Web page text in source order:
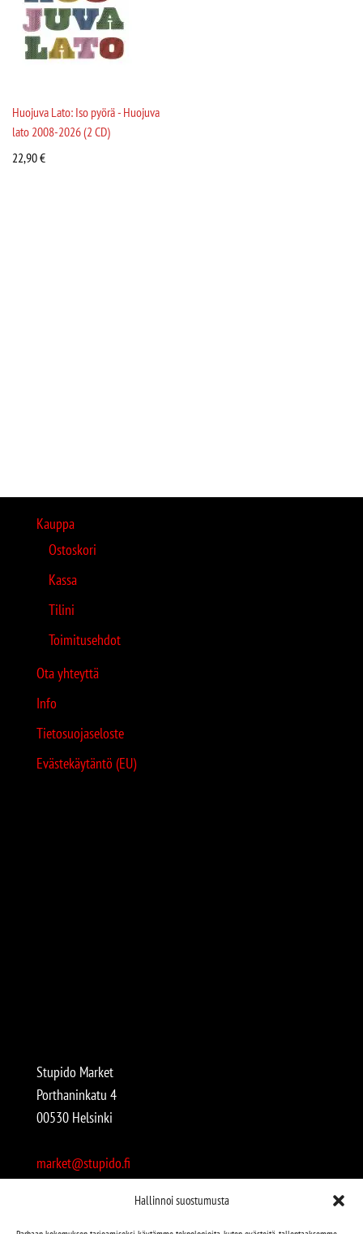
Hallinnoi suostumusta
Huojuva Lato: Iso pyörä - Huojuva
lato 2008-2026 (2 CD)
22,90€
Kauppa
Ostoskori
Kassa
Tilini
Toimitusehdot
Ota yhteyttä
Info
Tietosuojaseloste
Evästekäytäntö (EU)
Stupido Market
Porthaninkatu 4
00530 Helsinki
market@stupido.fi